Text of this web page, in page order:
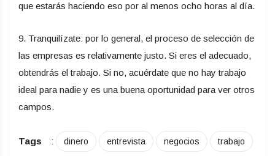
que estarás haciendo eso por al menos ocho horas al día.
9. Tranquilízate: por lo general, el proceso de selección de
las empresas es relativamente justo. Si eres el adecuado,
obtendrás el trabajo. Si no, acuérdate que no hay trabajo
ideal para nadie y es una buena oportunidad para ver otros
campos.
Tags : dinero entrevista negocios trabajo